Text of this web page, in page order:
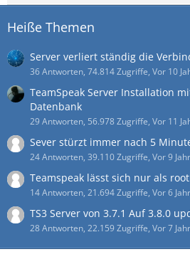
Heiße Themen
Server verliert ständig die
36 Antworten, 74.814 Zugriffe, Vor 10
TeamSpeak Server Installation
Datenbank
29 Antworten, 56.978 Zugriffe, Vor 11
Sever stürzt immer nach 5
24 Antworten, 39.110 Zugriffe, Vor 9
Teamspeak lässt sich nur als
14 Antworten, 21.694 Zugriffe, Vor 6
TS3 Server von 3.7.1 Auf 3.8.0
28 Antworten, 22.159 Zugriffe, Vor 7